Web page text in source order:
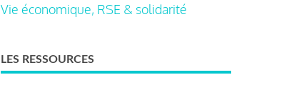
Vie économique, RSE & solidarité
LES RESSOURCES